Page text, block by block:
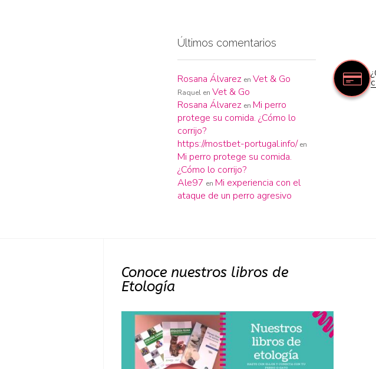
Últimos comentarios
Rosana Álvarez en Vet & Go
Raquel en Vet & Go
Rosana Álvarez en Mi perro
protege su comida. ¿Cómo lo
corrijo?
https://mostbet-portugal.info/ en
Mi perro protege su comida.
¿Cómo lo corrijo?
Ale97 en Mi experiencia con el
ataque de un perro agresivo
Conoce nuestros libros de
Etología